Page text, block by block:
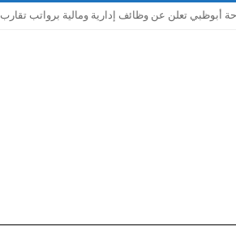
أبوظبي تعلن عن وظائف إدارية ومالية برواتب تقارب 40000 وأكثر